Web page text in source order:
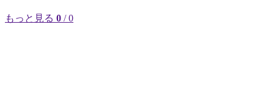
もっと見る 0 / 0